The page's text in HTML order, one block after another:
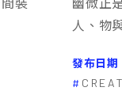
人、物
發布日期